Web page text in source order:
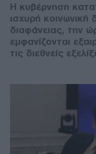
Η κυβέρνηση
ισχυρή
διαφάνειας, την
εμφανίζονται
τις διεθνείς